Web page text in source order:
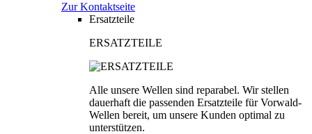
Zur Kontaktseite
Ersatzteile
ERSATZTEILE
Alle unsere Wellen sind reparabel. Wir stellen
dauerhaft die passenden Ersatzteile für Vorwald-
Wellen bereit, um unsere Kunden optimal zu
unterstützen.